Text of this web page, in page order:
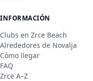
INFORMACIÓN
Clubs en Zrce Beach
Alrededores de Novalja
Cómo llegar
FAQ
Zrce A–Z